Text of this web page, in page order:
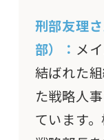
刑部友理
部）： メ
結ばれた
た戦略人
ています